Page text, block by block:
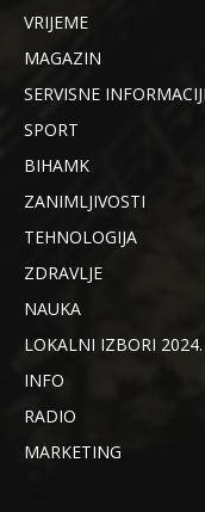
VRIJEME
MAGAZIN
SERVISNE
SPORT
BIHAMK
ZANIMLJIVOSTI
TEHNOLOGIJA
ZDRAVLJE
NAUKA
LOKALNI IZBORI 2024.
INFO
RADIO
MARKETING